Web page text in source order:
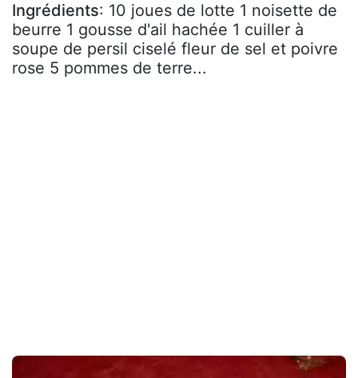
Ingrédients: 10 joues de lotte 1 noisette de
beurre 1 gousse d'ail hachée 1 cuiller à
soupe de persil ciselé fleur de sel et poivre
rose 5 pommes de terre...